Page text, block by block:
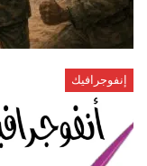
إنفوجرافيك